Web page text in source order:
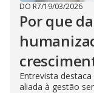
DO R7/19/03/2026
Por que
Entrevista
aliada à gestão